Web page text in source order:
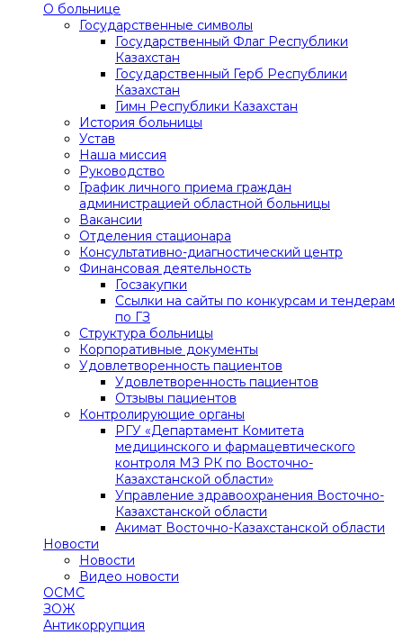
О больнице
Государственные символы
Государственный Флаг Республики
Казахстан
Государственный Герб Республики
Казахстан
Гимн Республики Казахстан
История больницы
Устав
Наша миссия
Руководство
График личного приема граждан
администрацией областной больницы
Вакансии
Отделения стационара
Консультативно-диагностический центр
Финансовая деятельность
Госзакупки
Ссылки на сайты по конкурсам и тендерам
по ГЗ
Структура больницы
Корпоративные документы
Удовлетворенность пациентов
Удовлетворенность пациентов
Отзывы пациентов
Контролирующие органы
РГУ «Департамент Комитета
медицинского и фармацевтического
контроля МЗ РК по Восточно-
Казахстанской области»
Управление здравоохранения Восточно-
Казахстанской области
Акимат Восточно-Казахстанской области
Новости
Новости
Видео новости
ОСМС
ЗОЖ
Антикоррупция